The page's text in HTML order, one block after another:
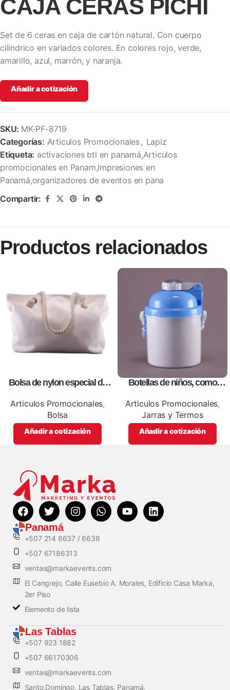
CAJA CERAS PICHI
Set de 6 ceras en caja de cartón natural. Con cuerpo
cilíndrico en variados colores. En colores rojo, verde,
amarillo, azul, marrón, y naranja.
Añadir a cotización
SKU: MK-PF-8719
Categorías: Articulos Promocionales , Lapiz
Etiqueta: activaciones btl en panamá,Articulos
promocionales en Panam,Impresiones en
Panamá,organizadores de eventos en pana
Compartir:
Productos relacionados
Bolsa de nylon especial de
con impresión full color.
Articulos Promocionales,
Bolsa
Añadir a cotización
Botellas de niños, como
Articulos Promocionales,
Jarras y Termos
Añadir a cotización
Panamá
+507 214 6637 / 6638
+507 67186313
ventas@markaevents.com
El Cangrejo, Calle Eusebio A. Morales, Edificio Casa Marka,
2er Piso
Elemento de lista
Las Tablas
+507 923 1882
+507 66170306
ventas@markaevents.com
Santo Domingo, Las Tablas, Panamá.